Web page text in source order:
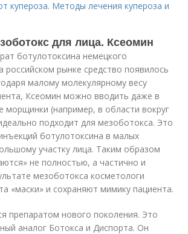
купероза. Методы лечения купероза и
для лица. Ксеомин
ботулотоксина немецкого
российском рынке средство появилось
малому молекулярному весу
Ксеомин можно вводить даже в
морщинки (например, в области вокруг
подходит для мезоботокса. Это
ботулотоксина в малых
участку лица. Таким образом
не полностью, а частично и
мезоботокса косметологи
«маски» и сохраняют мимику пациента.
препаратом нового поколения. Это
аналог Ботокса и Диспорта. Он